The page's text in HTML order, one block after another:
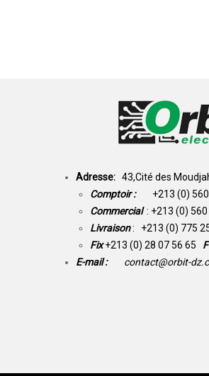
Adresse: 43,Cité des
Comptoir : +213 (0)
Commercial : +213 (0)
Livraison: +213 (0) 775
Fix +213 (0) 28 07 56 65
E-mail :
contact@orbit-